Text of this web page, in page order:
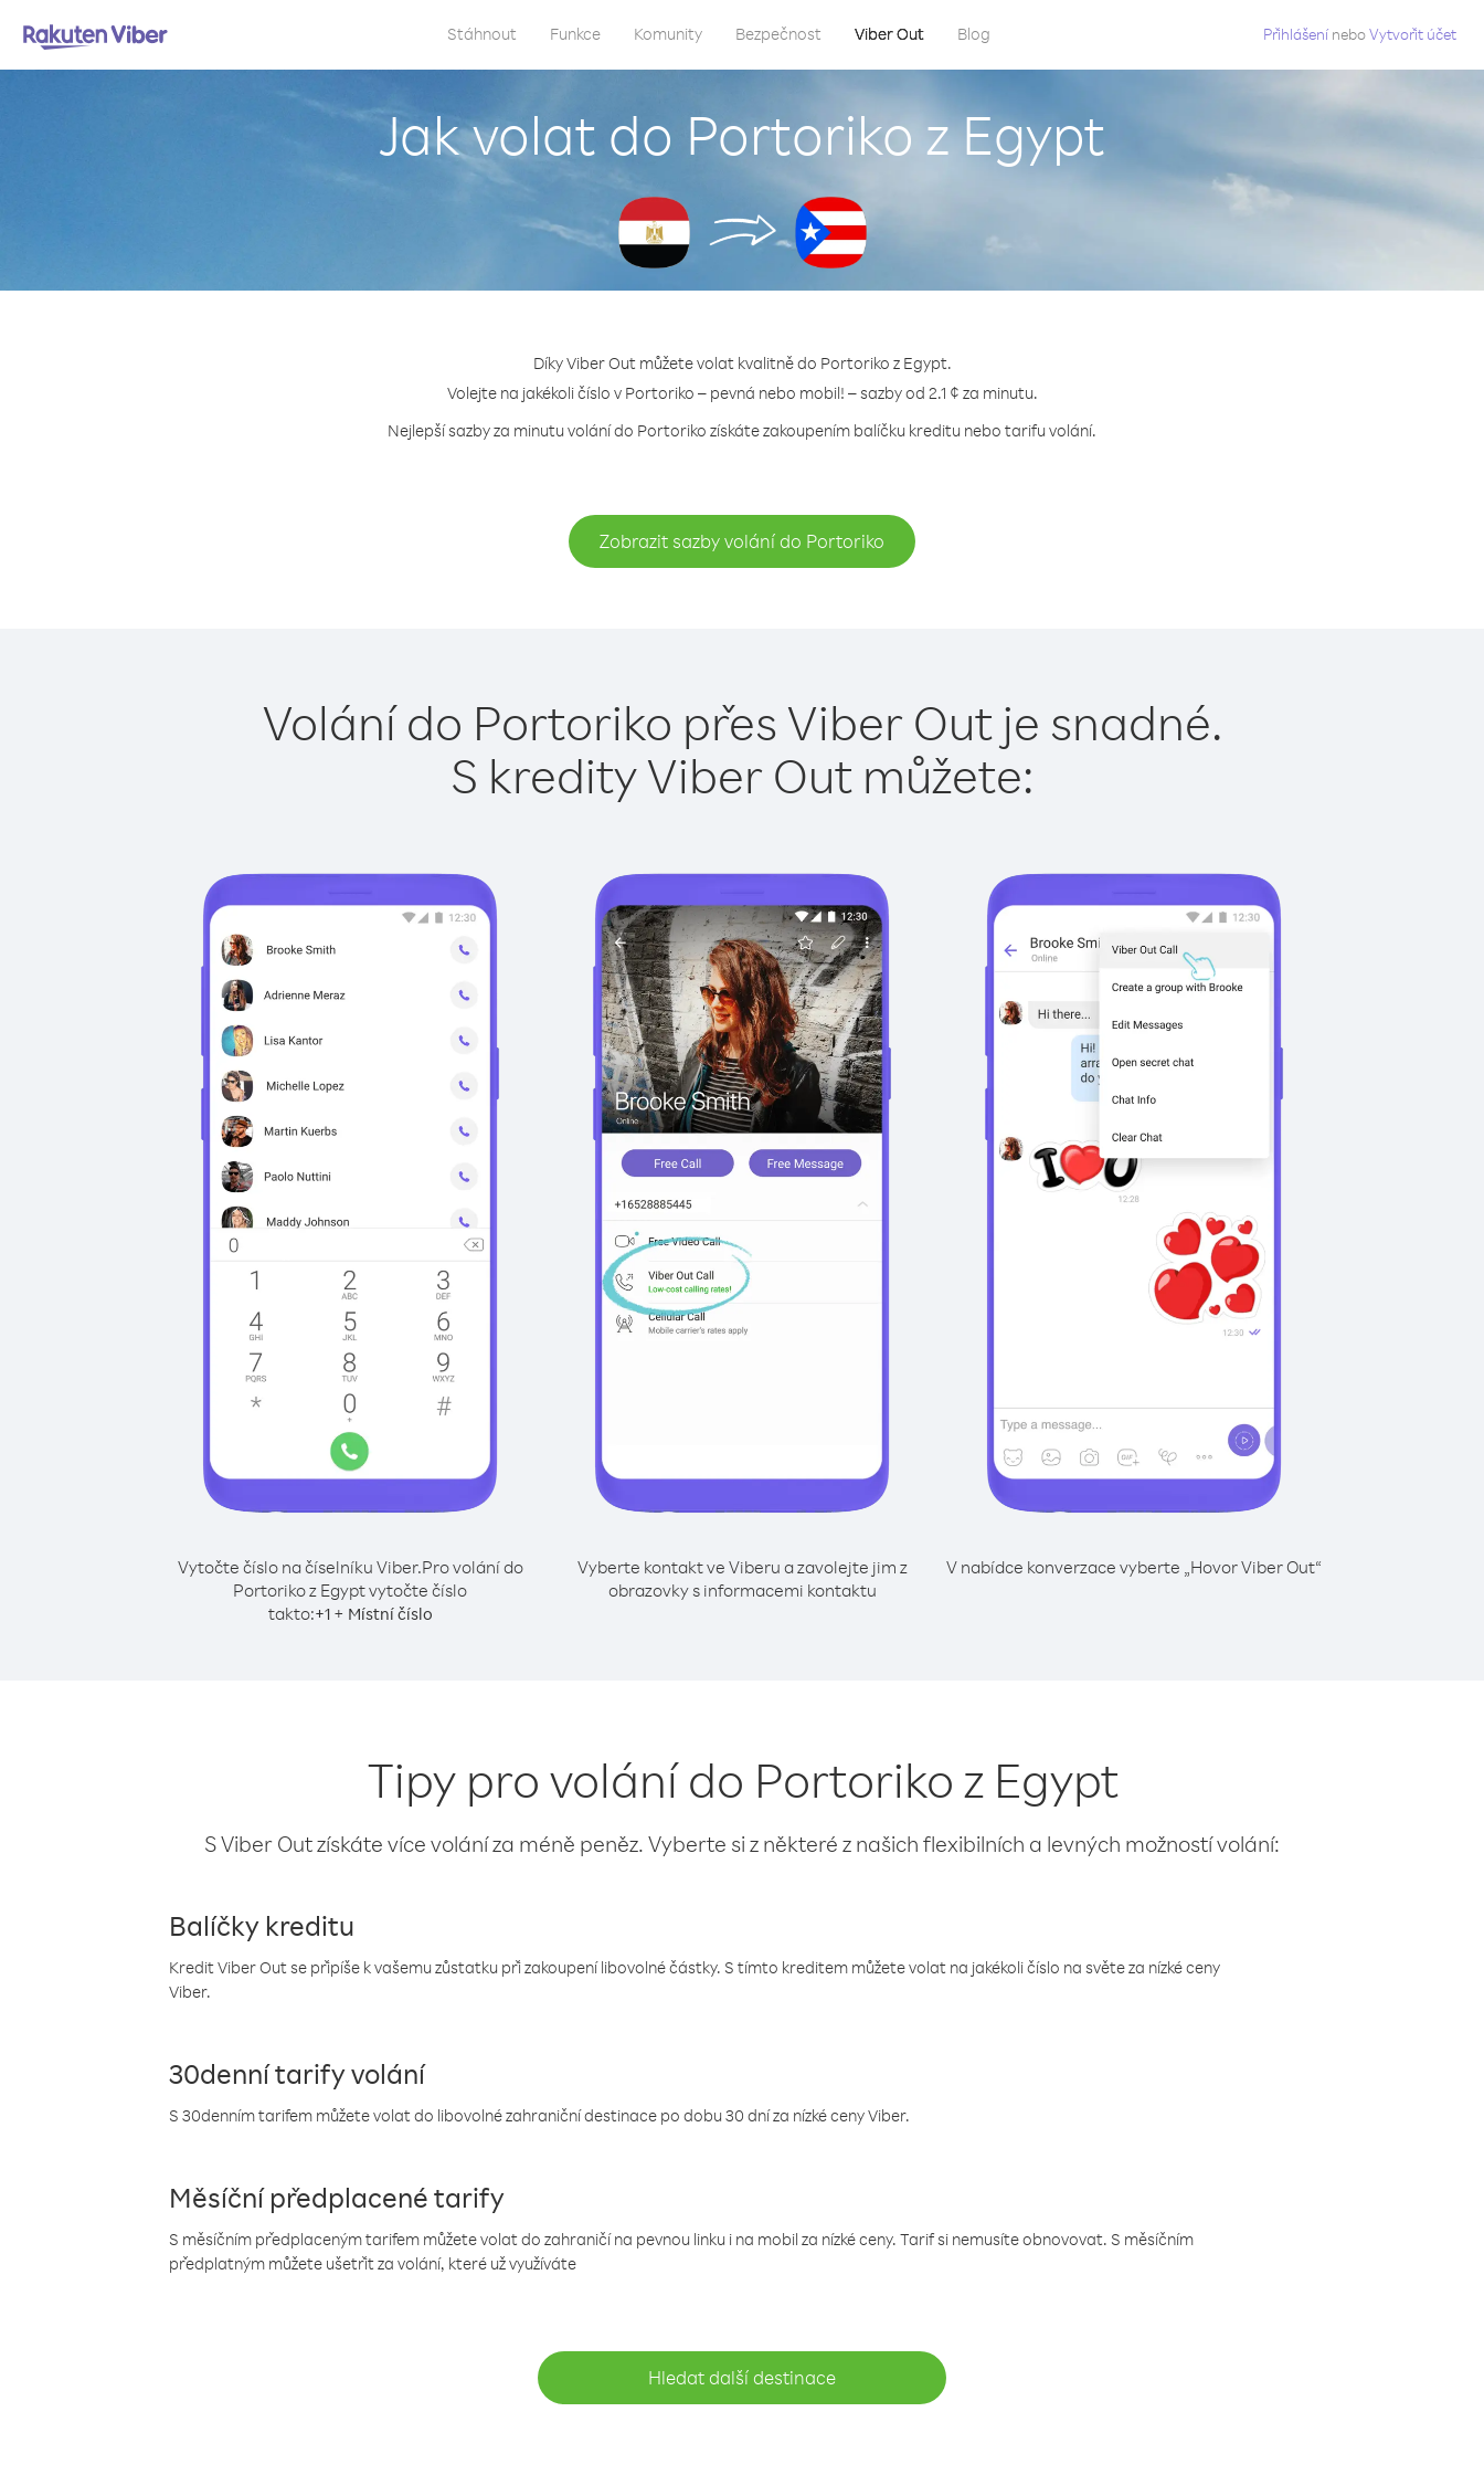
Stáhnout Funkce Komunity Bezpečnost Viber Out Blog Přihlášení neboVytvořit účet
Jak volat do Portoriko z Egypt
Díky Viber Out můžete volat kvalitně do Portoriko z Egypt.
Volejte na jakékoli číslo v Portoriko – pevná nebo mobil! – sazby od 2.1 ¢ za minutu.
Nejlepší sazby za minutu volání do Portoriko získáte zakoupením balíčku kreditu nebo tarifu volání.
Zobrazit sazby volání do Portoriko
Volání do Portoriko přes Viber Out je snadné.
S kredity Viber Out můžete:
Vytočte číslo na číselníku Viber.Pro volání do
Portoriko z Egypt vytočte číslo
takto:+1+ Místní číslo
Vyberte kontakt ve Viberu a zavolejte jim z
obrazovky s informacemi kontaktu
V nabídce konverzace vyberte „Hovor Viber Out“
Tipy pro volání do Portoriko z Egypt
S Viber Out získáte více volání za méně peněz. Vyberte si z některé z našich flexibilních a levných možností volání:
Balíčky kreditu
Kredit Viber Out se připíše k vašemu zůstatku při zakoupení libovolné částky. S tímto kreditem můžete volat na jakékoli číslo na světe za nízké ceny
Viber.
30denní tarify volání
S 30denním tarifem můžete volat do libovolné zahraniční destinace po dobu 30 dní za nízké ceny Viber.
Měsíční předplacené tarify
S měsíčním předplaceným tarifem můžete volat do zahraničí na pevnou linku i na mobil za nízké ceny. Tarif si nemusíte obnovovat. S měsíčním
předplatným můžete ušetřit za volání, které už využíváte
Hledat další destinace